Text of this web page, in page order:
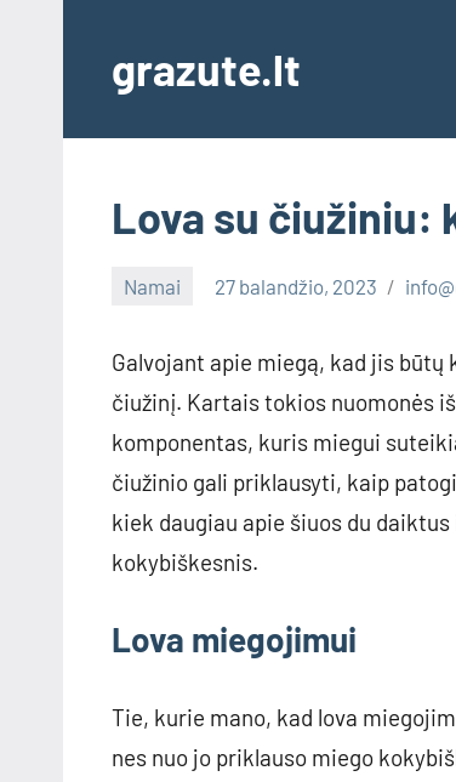
contentgrazute.lt
Lova su čiužiniu:
Namai 27 balandžio, 2023
Galvojant apie miegą, kad jis
čiužinį. Kartais tokios nuomonės
komponentas, kuris miegui
čiužinio gali priklausyti, kaip
kiek daugiau apie šiuos du
kokybiškesnis.
Lova miegojimui
Tie, kurie mano, kad lova
nes nuo jo priklauso miego